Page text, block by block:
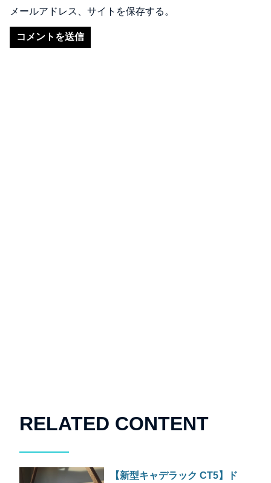
メールアドレス、サイトを保存する。
RELATED CONTENT
【新型キャデラック CT5】ド